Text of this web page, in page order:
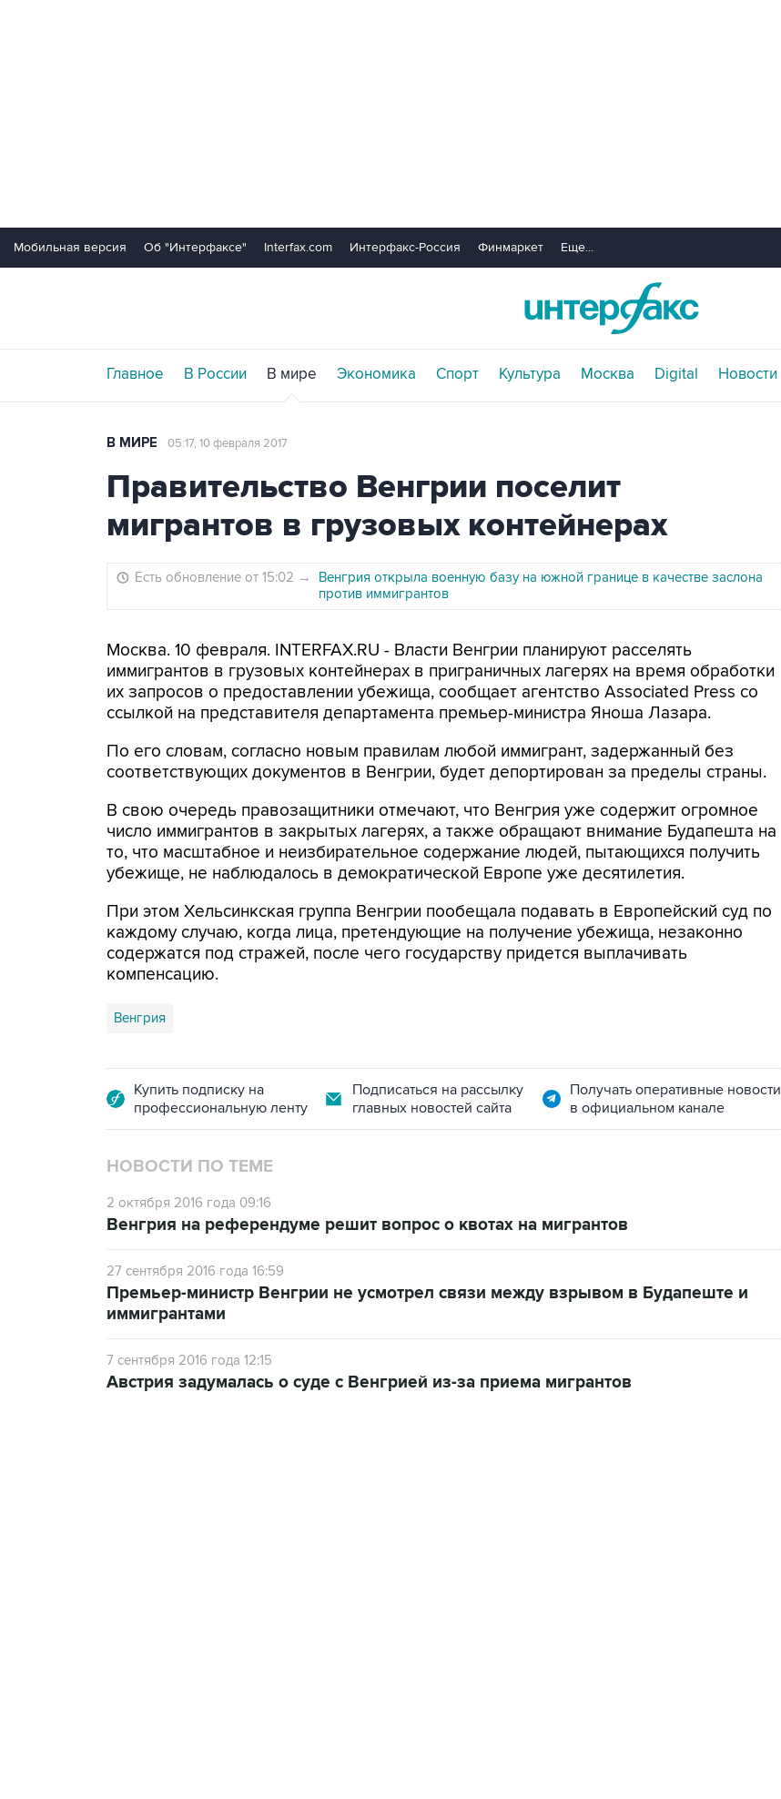
Мобильная версия Об "Интерфаксе" Interfax.com Интерфакс-Россия Финмаркет Еще...
Главное В России В мире Экономика Спорт Культура Москва Digital Новости
В МИРЕ 05:17, 10 февраля 2017
Правительство Венгрии поселит
мигрантов в грузовых контейнерах
Есть обновление от 15:02 →
Венгрия открыла военную базу на южной границе в качестве заслона
против иммигрантов
Москва. 10 февраля. INTERFAX.RU - Власти Венгрии планируют расселять
иммигрантов в грузовых контейнерах в приграничных лагерях на время обработки
их запросов о предоставлении убежища, сообщает агентство Associated Press со
ссылкой на представителя департамента премьер-министра Яноша Лазара.
По его словам, согласно новым правилам любой иммигрант, задержанный без
соответствующих документов в Венгрии, будет депортирован за пределы страны.
В свою очередь правозащитники отмечают, что Венгрия уже содержит огромное
число иммигрантов в закрытых лагерях, а также обращают внимание Будапешта на
то, что масштабное и неизбирательное содержание людей, пытающихся получить
убежище, не наблюдалось в демократической Европе уже десятилетия.
При этом Хельсинкская группа Венгрии пообещала подавать в Европейский суд по
каждому случаю, когда лица, претендующие на получение убежища, незаконно
содержатся под стражей, после чего государству придется выплачивать
компенсацию.
Венгрия
Купить подписку на
профессиональную ленту
Подписаться на рассылку
главных новостей сайта
Получать оперативные новости
в официальном канале
НОВОСТИ ПО ТЕМЕ
2 октября 2016 года 09:16
Венгрия на референдуме решит вопрос о квотах на мигрантов
27 сентября 2016 года 16:59
Премьер-министр Венгрии не усмотрел связи между взрывом в Будапеште и
иммигрантами
7 сентября 2016 года 12:15
Австрия задумалась о суде с Венгрией из-за приема мигрантов